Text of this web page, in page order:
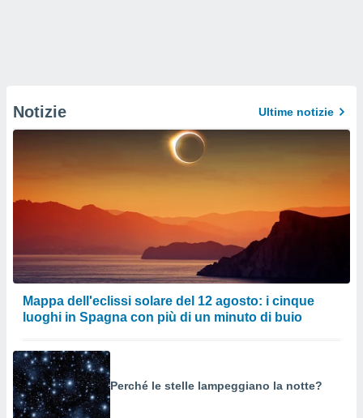
Notizie Ultime notizie
Mappa dell'eclissi solare del 12 agosto: i cinque
luoghi in Spagna con più di un minuto di buio
Perché le stelle lampeggiano la notte?